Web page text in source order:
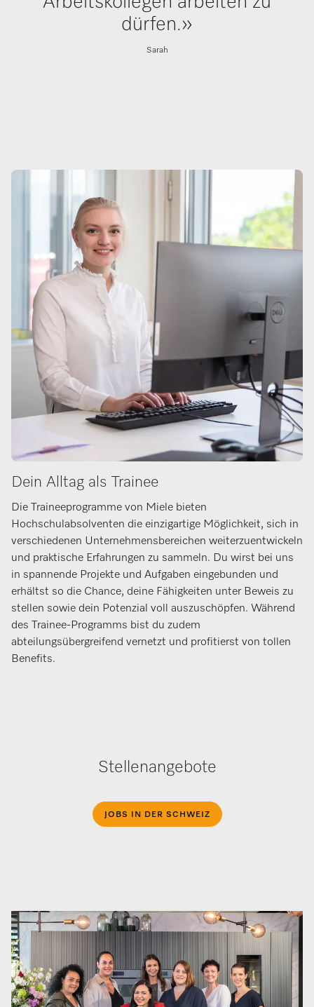
dürfen.»
Sarah
Dein Alltag als Trainee
Die Traineeprogramme von Miele bieten
Hochschulabsolventen die einzigartige Möglichkeit, sich in
verschiedenen Unternehmensbereichen weiterzuentwickeln
und praktische Erfahrungen zu sammeln. Du wirst bei uns
in spannende Projekte und Aufgaben eingebunden und
erhältst so die Chance, deine Fähigkeiten unter Beweis zu
stellen sowie dein Potenzial voll auszuschöpfen. Während
des Trainee-Programms bist du zudem
abteilungsübergreifend vernetzt und profitierst von tollen
Benefits.
Stellenangebote
JOBS IN DER SCHWEIZ